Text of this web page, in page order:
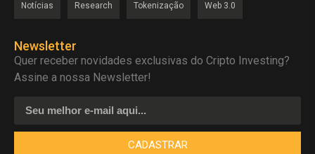
Notícias Research Tokenização Web 3.0
Newsletter
Quer receber novidades exclusivas do Cripto Investing?
Assine a nossa Newsletter!
CADASTRAR